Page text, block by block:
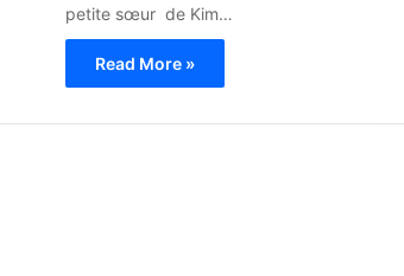
petite sœur de Kim…
Read More »